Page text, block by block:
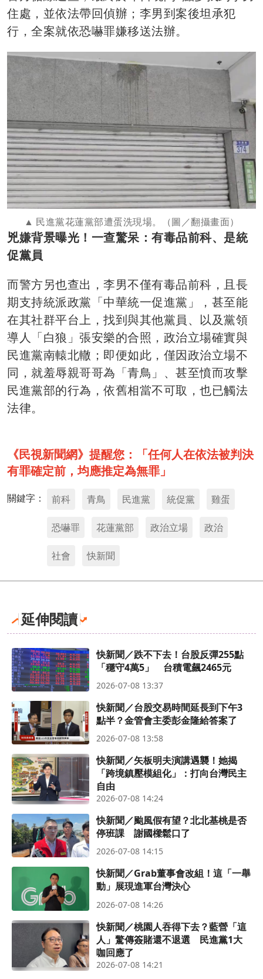
住處，並依法帶回偵辦；李男到案後坦承犯
行，全案就依恐嚇罪嫌移送法辦。
民進黨花蓮黨部遭蛋洗現場。（圖／翻攝畫面）
兇嫌背景曝光！一查驚呆：有毒品前科、是統
促黨員
而警方另也查出，李男不僅有毒品前科，且長
期支持統派政黨「中華統一促進黨」，甚至能
在其社群平台上，找到與其他黨員、以及黨領
導人「白狼」張安樂的合照，政治立場確實與
民進黨南轅北轍；即便如此，僅因政治立場不
同，就羞辱親哥哥為「青鳥」、甚至憤而攻擊
民進黨部的行為，依舊相當不可取，也已觸法
法律。
《民視新聞網》提醒您：「任何人在依法被判決
有罪確定前，均應推定為無罪」
關鍵字： 前科 青鳥 民進黨 統促黨 雞蛋
恐嚇罪 花蓮黨部 政治立場 政治
社會 快新聞
延伸閱讀
快新聞／跌不下去！台股反彈255點
「穩守4萬5」 台積電飆2465元
2026-07-08 13:37
快新聞／台股交易時間延長到下午3
點半？金管會主委彭金隆給答案了
2026-07-08 13:58
快新聞／矢板明夫演講遇襲！她揭
「跨境鎮壓模組化」：打向台灣民主
自由
2026-07-08 14:24
快新聞／颱風假有望？北北基桃是否
停班課 謝國樑鬆口了
2026-07-08 14:15
快新聞／Grab董事會改組！這「一舉
動」展現進軍台灣決心
2026-07-08 14:26
快新聞／桃園人吞得下去？藍營「這
人」驚傳簽賭還不退選 民進黨1大
咖回應了
2026-07-08 14:21